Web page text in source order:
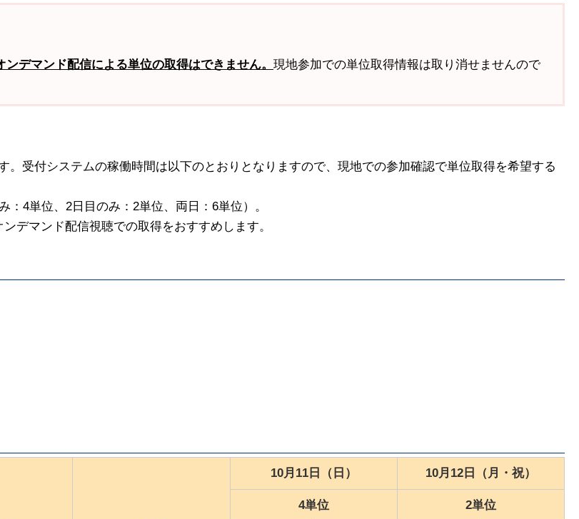
デマンド配信による単位の取得はできません。 現地参加での単位取得情報は取り消せませんので
受付システムの稼働時間は以下のとおりとなりますので、現地での参加確認で単位取得を希望する
4単位、2日目のみ：2単位、両日：6単位）。
デマンド配信視聴での取得をおすすめします。
10月11日（日） 10月12日（月・祝）
4単位 2単位